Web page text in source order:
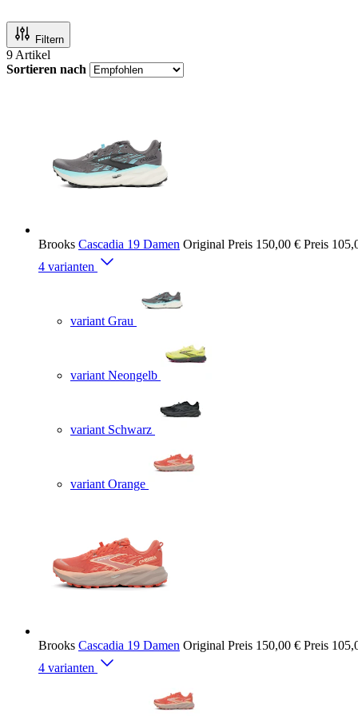
Filtern
9 Artikel
Sortieren nach
Brooks Cascadia 19 Damen Original Preis 150,00 € Preis
4 varianten
variant Grau
variant Neongelb
variant Schwarz
variant Orange
Brooks Cascadia 19 Damen Original Preis 150,00 € Preis
4 varianten